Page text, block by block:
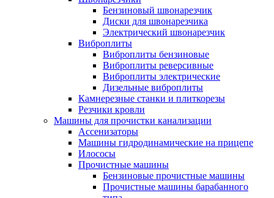
Бензиновый швонарезчик
Диски для швонарезчика
Электрический швонарезчик
Виброплиты
Виброплиты бензиновые
Виброплиты реверсивные
Виброплиты электрические
Дизельные виброплиты
Камнерезные станки и плиткорезы
Резчики кровли
Машины для прочистки канализации
Ассенизаторы
Машины гидродинамические на прицепе
Илососы
Прочистные машины
Бензиновые прочистные машины
Прочистные машины барабанного